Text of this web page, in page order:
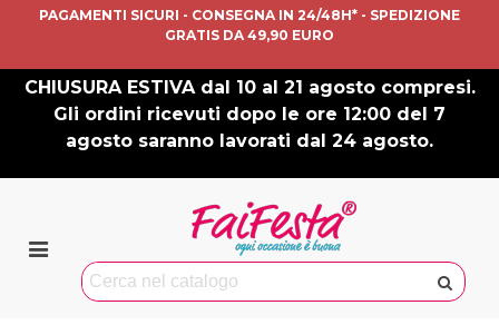
PAGAMENTI SICURI - CONSEGNA IN 24/48H* - SPEDIZIONE
GRATIS DA 49,90 EURO
CHIUSURA ESTIVA dal 10 al 21 agosto compresi.
Gli ordini ricevuti dopo le ore 12:00 del 7
agosto saranno lavorati dal 24 agosto.